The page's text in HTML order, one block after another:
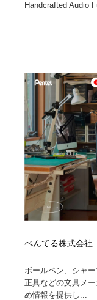
Handcrafted Audio
ぺんてる株式会社
ボールペン、シャ
正具などの文具メ
め情報を提供し...